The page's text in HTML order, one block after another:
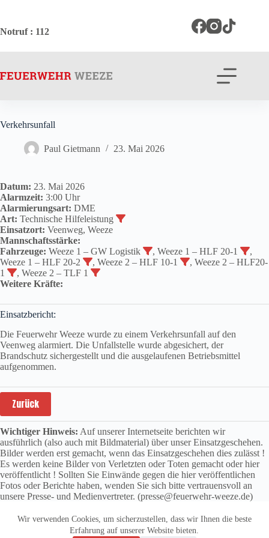
springen
Wir verwenden Cookies, um sicherzustellen, dass wir Ihnen die beste
Erfahrung auf unserer Website bieten.
Notruf: 112
Verkehrsunfall
Paul Gietmann 23. Mai 2026
Datum: 23. Mai 2026
Alarmzeit: 3:00 Uhr
Alarmierungsart: DME
Art: Technische Hilfeleistung
Einsatzort: Veenweg, Weeze
Mannschaftsstärke:
Fahrzeuge: Weeze 1 – GW Logistik , Weeze 1 – HLF 20-1
,
Weeze 1 – HLF 20-2
, Weeze 2 – HLF 10-1
, Weeze 2 – HLF20-
1
, Weeze 2 – TLF 1
Weitere Kräfte:
Einsatzbericht:
Die Feuerwehr Weeze wurde zu einem Verkehrsunfall auf den
Veenweg alarmiert. Die Unfallstelle wurde abgesichert, der
Brandschutz sichergestellt und die ausgelaufenen Betriebsmittel
aufgenommen.
Zurück
Wichtiger Hinweis: Auf unserer Internetseite berichten wir
ausführlich (also auch mit Bildmaterial) über unser Einsatzgeschehen.
Bilder werden erst gemacht, wenn das Einsatzgeschehen dies zulässt !
Es werden keine Bilder von Verletzten oder Toten gemacht oder hier
veröffentlicht ! Sollten Sie Einwände gegen die hier veröffentlichen
Fotos oder Berichte haben, wenden Sie sich bitte vertrauensvoll an
unsere Presse- und Medienvertreter. (presse@feuerwehr-weeze.de)